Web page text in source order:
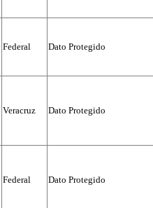
Federal Dato Protegido
Veracruz Dato Protegido
Federal Dato Protegido